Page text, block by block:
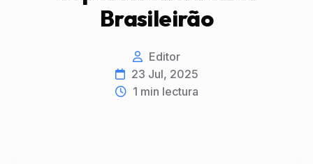
Brasileirão
Editor
23 Jul, 2025
1 min lectura